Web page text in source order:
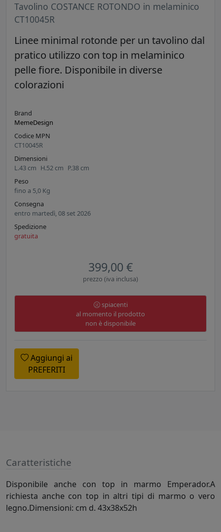
Tavolino COSTANCE ROTONDO in melaminico
CT10045R
Linee minimal rotonde per un tavolino dal
pratico utilizzo con top in melaminico
pelle fiore. Disponibile in diverse
colorazioni
Brand
MemeDesign
Codice MPN
CT10045R
Dimensioni
L.43 cm H.52 cm P.38 cm
Peso
fino a 5,0 Kg
Consegna
entro martedì, 08 set 2026
Spedizione
gratuita
399,00 €
prezzo (iva inclusa)
spiacenti
al momento il prodotto
non è disponibile
Aggiungi ai
PREFERITI
Caratteristiche
Disponibile anche con top in marmo Emperador.A
richiesta anche con top in altri tipi di marmo o vero
legno.Dimensioni: cm d. 43x38x52h